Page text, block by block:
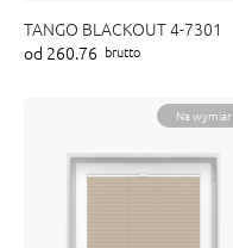
TANGO BLACKOUT 4-7301
od 260.76 brutto
Na wymiar